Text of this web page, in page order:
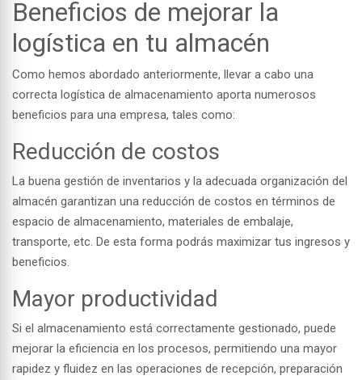
Beneficios de mejorar la
logística en tu almacén
Como hemos abordado anteriormente, llevar a cabo una
correcta logística de almacenamiento aporta numerosos
beneficios para una empresa, tales como:
Reducción de costos
La buena gestión de inventarios y la adecuada organización del
almacén garantizan una reducción de costos en términos de
espacio de almacenamiento, materiales de embalaje,
transporte, etc. De esta forma podrás maximizar tus ingresos y
beneficios.
Mayor productividad
Si el almacenamiento está correctamente gestionado, puede
mejorar la eficiencia en los procesos, permitiendo una mayor
rapidez y fluidez en las operaciones de recepción, preparación